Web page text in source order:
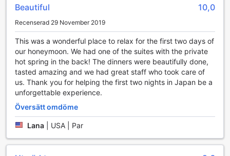
Rum och faciliteter på Atami Sekitei
Atami Sekitei erbjuder en oas av komfort och avkoppling
tillgodose alla dina behov. Varje rum är utrustat med
luftkonditionering för att säkerställa en behaglig temperatur
oavsett årstid. Du kan njuta av en lugn stund på din egen
balkong eller terrass, där du kan beundra den vackra
omgivningen. För att göra din vistelse ännu mer bekväm
finns det även en separat vardagsrum, perfekt för
avkoppling efter en lång dag av utforskning.
Rummen är utrustade med moderna bekvämligheter som
en platt-TV för underhållning, en kylskåp för att förvara
dina drycker och snacks, samt en kaffemaskin och te- och
Beautiful 10,0
Recenserad 29 November 2019
This was a wonderful place to relax for the first two days of
our honeymoon. We had one of the suites with the private
hot spring in the back! The dinners were beautifully done,
tasted amazing and we had great staff who took care of
us. Thank you for helping the first two nights in Japan be a
unforgettable experience.
Översätt omdöme
Lana USA | Par